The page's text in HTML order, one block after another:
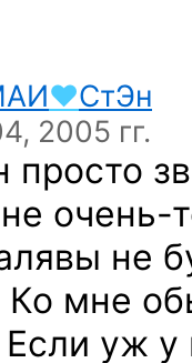
♥СтЭн
2005 гг.
просто
не очень-
не
мне
уж у